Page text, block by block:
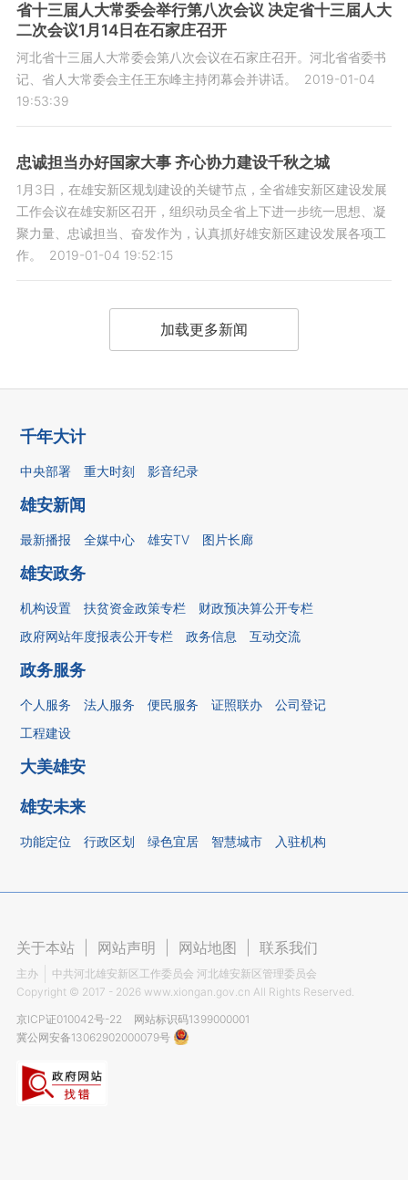
省十三届人大常委会举行第八次会议 决定省十三届人大
二次会议1月14日在石家庄召开
河北省十三届人大常委会第八次会议在石家庄召开。河北省省委书
记、省人大常委会主任王东峰主持闭幕会并讲话。
2019-01-04
19:53:39
忠诚担当办好国家大事 齐心协力建设千秋之城
1月3日，在雄安新区规划建设的关键节点，全省雄安新区建设发展
工作会议在雄安新区召开，组织动员全省上下进一步统一思想、凝
聚力量、忠诚担当、奋发作为，认真抓好雄安新区建设发展各项工
作。
2019-01-04 19:52:15
加载更多新闻
千年大计
中央部署 重大时刻 影音纪录
雄安新闻
最新播报 全媒中心 雄安TV 图片长廊
雄安政务
机构设置 扶贫资金政策专栏
财政预决算公开专栏
政府网站年度报表公开专栏
政务信息 互动交流
政务服务
个人服务 法人服务 便民服务 证照联办
公司登记
工程建设
大美雄安
雄安未来
功能定位 行政区划 绿色宜居 智慧城市 入驻机构
关于本站 网站声明 网站地图 联系我们
主办
中共河北雄安新区工作委员会 河北雄安新区管理委员会
Copyright © 2017 - 2026 www.xiongan.gov.cn All Rights Reserved.
京ICP证010042号-22
网站标识码1399000001
冀公网安备13062902000079号